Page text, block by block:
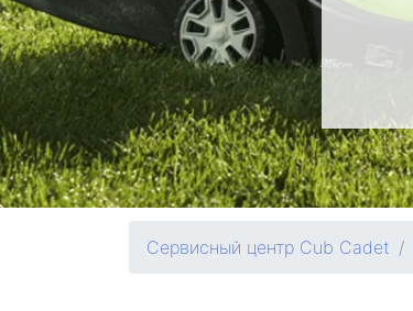
Сервисный центр Cub Cadet